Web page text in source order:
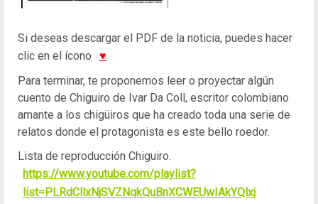
Si deseas descargar el PDF de la noticia, puedes hacer
clic en el ícono
♥
Para terminar, te proponemos leer o proyectar algún
cuento de Chiguiro de Ivar Da Coll, escritor colombiano
amante a los chigüiros que ha creado toda una serie de
relatos donde el protagonista es este bello roedor.
Lista de reproducción Chiguiro.
https://www.youtube.com/playlist?
list=PLRdCllxNjSVZNqkQuBnXCWEUwIAkYQlxj